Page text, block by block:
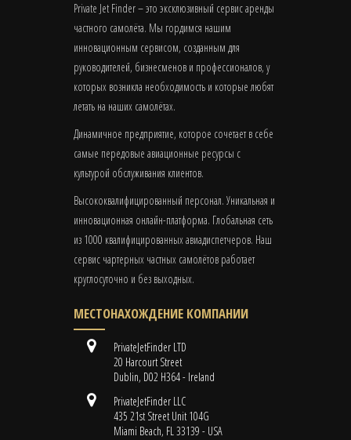
Private Jet Finder – это эксклюзивный сервис аренды
частного самолёта. Мы гордимся нашим
инновационным сервисом, созданным для
руководителей, бизнесменов и профессионалов, у
которых возникла необходимость и которые любят
летать на наших самолётах.
Динамичное предприятие, которое сочетает в себе
самые передовые авиационные ресурсы с
культурой обслуживания клиентов.
Высококвалифицированный персонал. Уникальная и
инновационная онлайн-платформа. Глобальная сеть
из 1000 квалифицированных авиадиспетчеров. Наш
сервис чартерных частных самолётов работает
круглосуточно и без выходных.
МЕСТОНАХОЖДЕНИЕ КОМПАНИИ
PrivateJetFinder LTD
20 Harcourt Street
Dublin, D02 H364 - Ireland
PrivateJetFinder LLC
435 21st Street Unit 104G
Miami Beach, FL 33139 - USA